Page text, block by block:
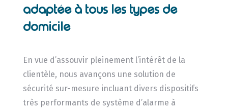
adaptée à tous les types de
domicile
En vue d’assouvir pleinement l’intérêt de la
clientèle, nous avançons une solution de
sécurité sur-mesure incluant divers dispositifs
très performants de système d’alarme à